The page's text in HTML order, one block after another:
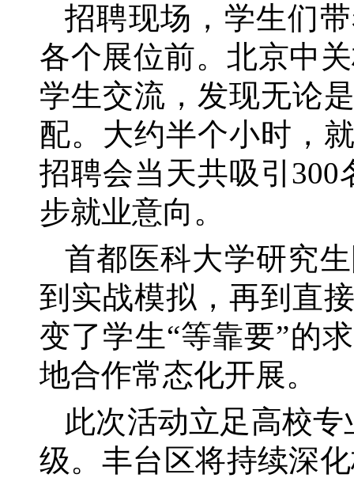
招聘现场，学生们
各个展位前。北京中
学生交流，发现无论
配。大约半个小时，
招聘会当天共吸引
步就业意向。
首都医科大学研究
到实战模拟，再到直
变了学生“等靠要”的
地合作常态化开展。
此次活动立足高校
级。丰台区将持续深